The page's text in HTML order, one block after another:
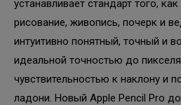
устанавливает стандарт того,
рисование, живопись, почерк и
интуитивно понятный, точный и
идеальной точностью до
чувствительностью к наклону и
ладони. Новый Apple Pencil Pro